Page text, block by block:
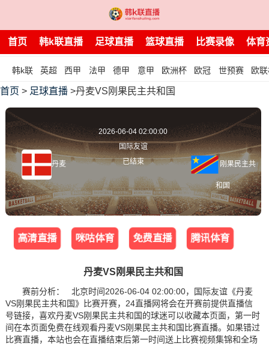
首页 韩k联直播 足球直播 篮球直播 比赛录像 体育
韩k联 英超 西甲 法甲 德甲 意甲 欧洲杯 欧冠 世预赛 欧
首页 > 足球直播 >丹麦VS刚果民主共和国
丹麦
2026-06-04 02:00:00
国际友谊
已结束
刚果民主共
和国
高清直播 咪咕体育 免费直播 腾讯体育
丹麦VS刚果民主共和国
赛前分析： 北京时间2026-06-04 02:00:00，国际友谊《丹麦
VS刚果民主共和国》比赛开赛，24直播网将会在开赛前提供直播信
号链接，喜欢丹麦VS刚果民主共和国的球迷可以收藏本页面，第一时
间在本页面免费在线观看丹麦VS刚果民主共和国比赛直播。如果错过
比赛直播，本站也会在直播结束后第一时间送上比赛视频集锦和全场